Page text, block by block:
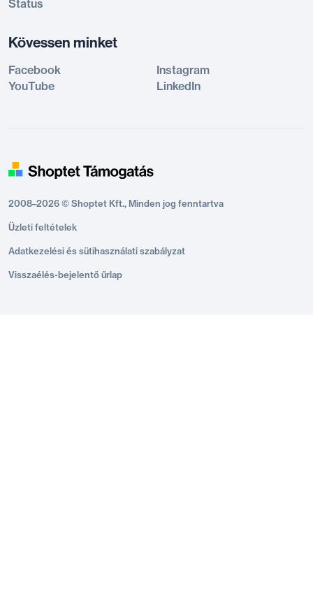
Status
Kövessen minket
Facebook
Instagram
YouTube
LinkedIn
2008–2026 © Shoptet Kft., Minden jog fenntartva
Üzleti feltételek
Adatkezelési és sütihasználati szabályzat
Visszaélés-bejelentő űrlap